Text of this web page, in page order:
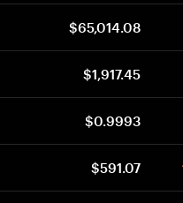
$65,014.08
$1,917.45
$0.9993
$591.07